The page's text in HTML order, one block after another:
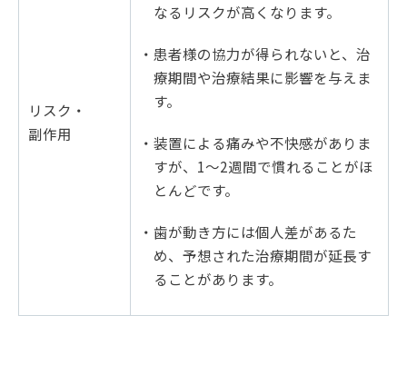
リスク・
副作用
なるリスクが高くなります。
・患者様の協力が得られないと、治
療期間や治療結果に影響を与えま
す。
・装置による痛みや不快感がありま
すが、1～2週間で慣れることがほ
とんどです。
・歯が動き方には個人差があるた
め、予想された治療期間が延長す
ることがあります。